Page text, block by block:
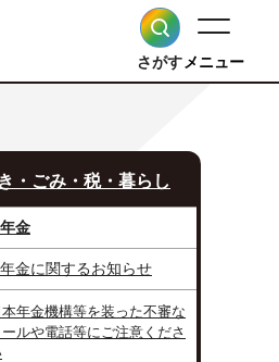
さがすメニュー
・ごみ・税・暮らし
金
金に関するお知らせ
本年金機構等を装った不審な
ールや電話等にご注意くださ